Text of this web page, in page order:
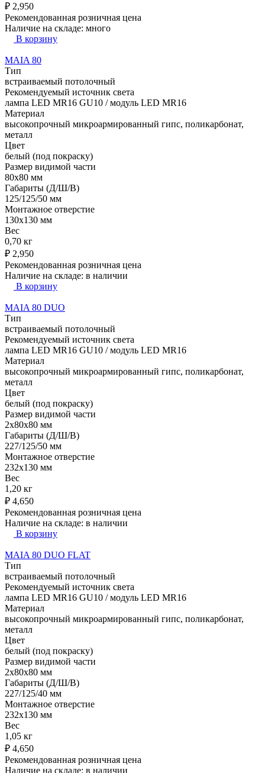
₽ 2,950
Рекомендованная розничная цена
Наличие на складе: много
В корзину
MAIA 80
Тип
встраиваемый потолочный
Рекомендуемый источник света
лампа LED MR16 GU10 / модуль LED MR16
Материал
высокопрочный микроармированный гипс, поликарбонат,
металл
Цвет
белый (под покраску)
Размер видимой части
80х80 мм
Габариты (Д/Ш/В)
125/125/50 мм
Монтажное отверстие
130x130 мм
Вес
0,70 кг
₽ 2,950
Рекомендованная розничная цена
Наличие на складе: в наличии
В корзину
MAIA 80 DUO
Тип
встраиваемый потолочный
Рекомендуемый источник света
лампа LED MR16 GU10 / модуль LED MR16
Материал
высокопрочный микроармированный гипс, поликарбонат,
металл
Цвет
белый (под покраску)
Размер видимой части
2x80x80 мм
Габариты (Д/Ш/В)
227/125/50 мм
Монтажное отверстие
232x130 мм
Вес
1,20 кг
₽ 4,650
Рекомендованная розничная цена
Наличие на складе: в наличии
В корзину
MAIA 80 DUO FLAT
Тип
встраиваемый потолочный
Рекомендуемый источник света
лампа LED MR16 GU10 / модуль LED MR16
Материал
высокопрочный микроармированный гипс, поликарбонат,
металл
Цвет
белый (под покраску)
Размер видимой части
2x80x80 мм
Габариты (Д/Ш/В)
227/125/40 мм
Монтажное отверстие
232x130 мм
Вес
1,05 кг
₽ 4,650
Рекомендованная розничная цена
Наличие на складе: в наличии